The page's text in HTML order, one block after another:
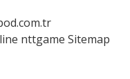
nttgame Sitemap